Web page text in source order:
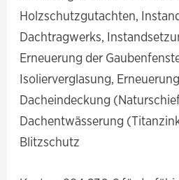
Holzschutzgutachten,
Dachtragwerks,
Erneuerung der
Isolierverglasung,
Dacheindeckung
Dachentwässerung
Blitzschutz